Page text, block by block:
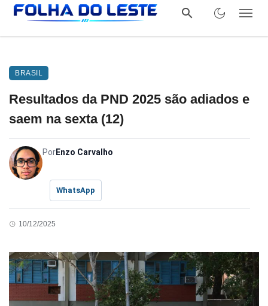
BRASIL
Resultados da PND 2025 são adiados e
saem na sexta (12)
PorEnzo Carvalho
WhatsApp
10/12/2025